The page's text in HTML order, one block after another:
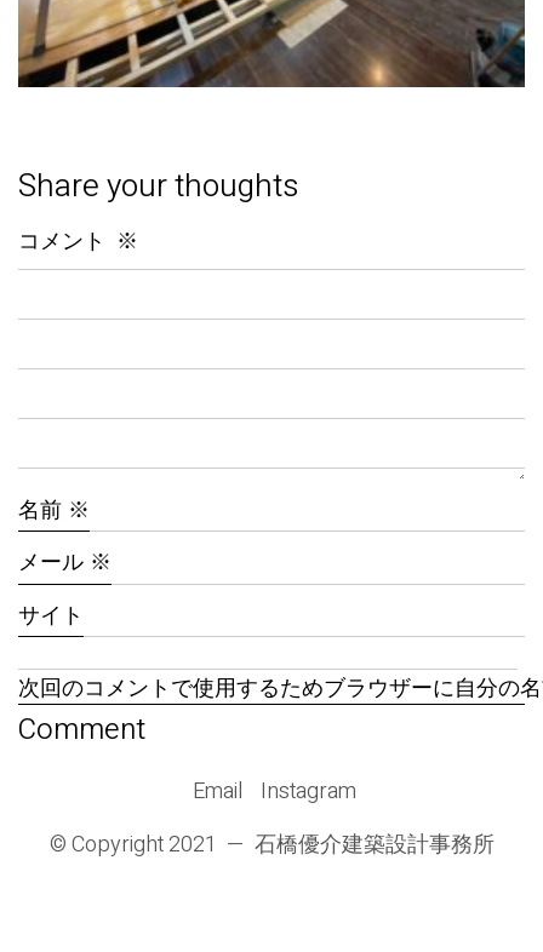
Share your thoughts
コメント ※
名前 ※
メール ※
サイト
次回のコメントで使用するためブラウザーに自分の
Email
Instagram
© Copyright 2021 — 石橋優介建築設計事務所